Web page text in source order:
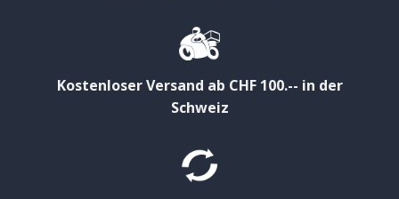
Kostenloser Versand ab CHF 100.-- in der
Schweiz